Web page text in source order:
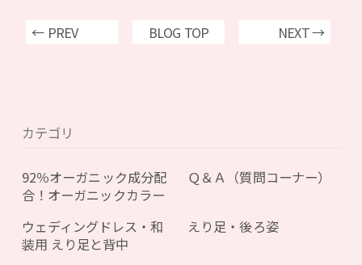
← PREV BLOG TOP NEXT →
カテゴリ
92％オーガニック成分配
合！オーガニックカラー
Ｑ＆Ａ（質問コーナー）
ウェディングドレス・和
装用 えり足と背中
えり足・後ろ姿